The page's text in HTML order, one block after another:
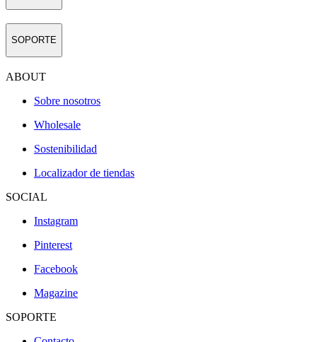
SOPORTE
ABOUT
Sobre nosotros
Wholesale
Sostenibilidad
Localizador de tiendas
SOCIAL
Instagram
Pinterest
Facebook
Magazine
SOPORTE